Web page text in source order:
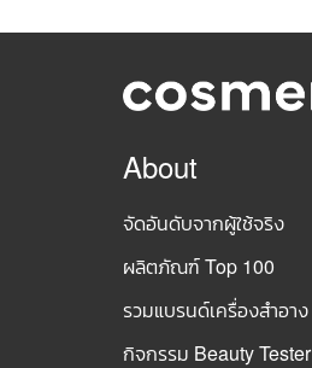
About
จัดอันดับจากผู้ใช้จริง
ผลิตภัณฑ์ Top 100
รวมแบรนด์เครื่องสำอาง
กิจกรรม Beauty Tester